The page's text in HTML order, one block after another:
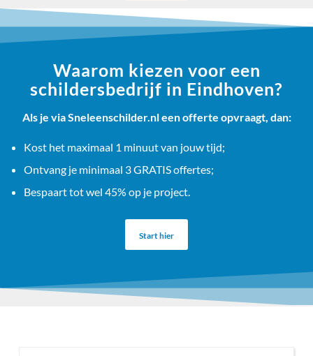
Waarom kiezen voor een
schildersbedrijf in Eindhoven?
Als je via Sneleenschilder.nl een offerte opvraagt, dan:
Kost het maximaal 1 minuut van jouw tijd;
Ontvang je minimaal 3 GRATIS offertes;
Bespaart tot wel 45% op je project.
Start hier